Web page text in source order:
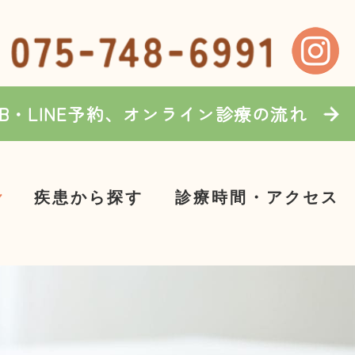
・LINE予約、オンライン診療の流れ
疾患から探す 診療時間・アクセス